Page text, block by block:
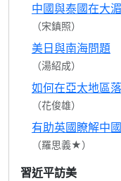
中國與泰國在大
（宋鎮照）
美日與南海問題
（湯紹成）
如何在亞太地區
（花俊雄）
有助英國瞭解中
（羅思義★）
習近平訪美